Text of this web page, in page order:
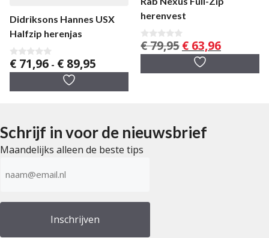
Didriksons Hannes USX
Halfzip herenjas
0
v
5
€ 71,96 - € 89,95
€ 71,96
herenvest
0
v
5
€79,95 Oorspronkelijke
prijs
was:
€ 63,96Huidige
prijs
Schrijf in voor de nieuwsbrief
Maandelijks alleen de beste tips
mailadres